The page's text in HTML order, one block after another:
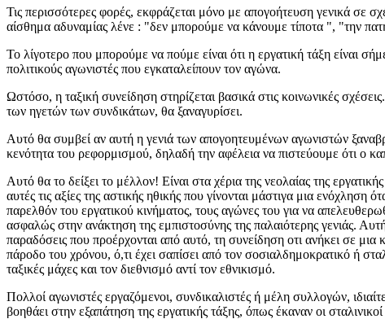
Τις περισσότερες φορές, εκφράζεται μόνο με απογοήτευση γενικά σε
αίσθημα αδυναμίας λένε : "δεν μπορούμε να κάνουμε τίποτα ", "την
Το λίγοτερο που μπορούμε να πούμε είναι ότι η εργατική τάξη είναι
πολιτικούς αγωνιστές που εγκαταλείπουν τον αγώνα.
Ωστόσο, η ταξική συνείδηση στηρίζεται βασικά στις κοινωνικές
των ηγετών των συνδικάτων, θα ξαναγυρίσει.
Αυτό θα συμβεί αν αυτή η γενιά των απογοητευμένων αγωνιστών
κενότητα του ρεφορμισμού, δηλαδή την αφέλεια να πιστεύουμε ότι ο
Αυτό θα το δείξει το μέλλον! Είναι στα χέρια της νεολαίας της
αυτές τις αξίες της αστικής ηθικής που γίνονται μάστιγα μια
παρελθόν του εργατικού κινήματος, τους αγώνες του για να
ασφαλώς στην ανάκτηση της εμπιστοσύνης της παλαιότερης γενιάς.
παραδόσεις που προέρχονται από αυτό, τη συνείδηση οτι ανήκει σε
πάροδο του χρόνου, ό,τι έχει σαπίσει από τον σοσιαλδημοκρατικό ή
ταξικές μάχες και τον διεθνισμό αντί τον εθνικισμό.
Πολλοί αγωνιστές εργαζόμενοι, συνδικαλιστές ή μέλη συλλογών,
βοηθάει στην εξαπάτηση της εργατικής τάξης, όπως έκαναν οι